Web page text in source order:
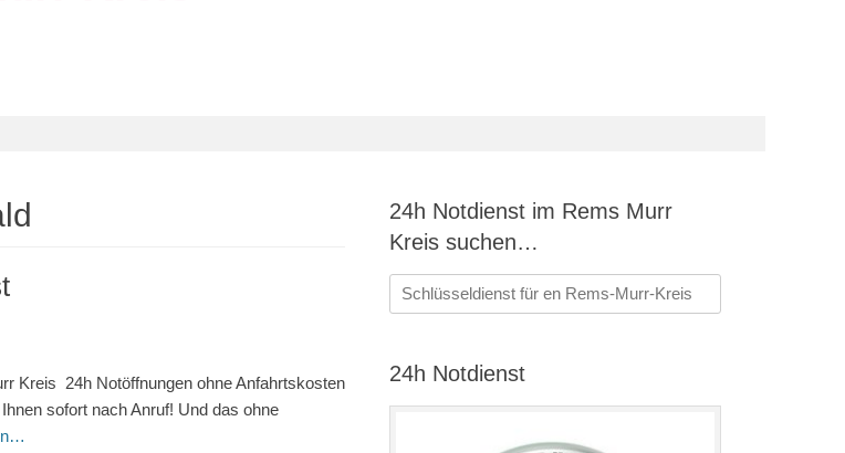
Kreis 24h Notöffnungen ohne Anfahrtskosten
sofort nach Anruf! Und das ohne
24h Notdienst im Rems Murr
Kreis suchen…
Suchen
nach:
24h Notdienst